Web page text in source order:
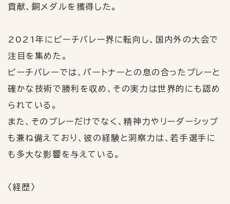
貢献、銅メダルを獲得した。
2021年にビーチバレー界に転向し、国内外の大会で
注目を集めた。
ビーチバレーでは、パートナーとの息の合ったプレーと
確かな技術で勝利を収め、その実力は世界的にも認め
られている。
また、そのプレーだけでなく、精神力やリーダーシップ
も兼ね備えており、彼の経験と洞察力は、若手選手に
も多大な影響を与えている。
〈経歴〉